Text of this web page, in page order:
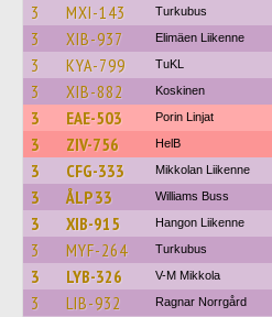
3 MXI-143 Turkubus
3 XIB-937 Elimäen Liikenne
3 KYA-799 TuKL
3 XIB-882 Koskinen
3 EAE-503 Porin Linjat
3 ZIV-756 HelB
3 CFG-333 Mikkolan Liikenne
3 ÅLP 33 Williams Buss
3 XIB-915 Hangon Liikenne
3 MYF-264 Turkubus
3 LYB-326 V-M Mikkola
3 LIB-932 Ragnar Norrgård